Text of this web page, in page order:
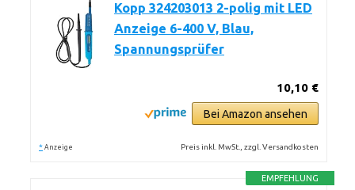
Kopp 324203013 2-polig mit LED
Anzeige 6-400 V, Blau,
Spannungsprüfer
10,10 €
Bei Amazon ansehen
* Anzeige Preis inkl. MwSt., zzgl. Versandkosten
EMPFEHLUNG